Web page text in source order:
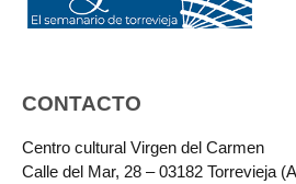
CONTACTO
Centro cultural Virgen del Carmen
Calle del Mar, 28 – 03182 Torrevieja